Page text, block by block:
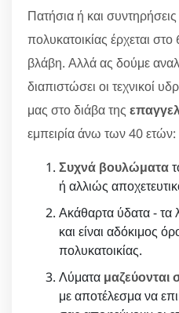
Πατήσια ή και
πολυκατοικίας έρχεται
βλάβη. Αλλά ας δούμε
διαπιστώσει οι τεχνικοί
μας στο διάβα της
εμπειρία άνω των 40 ετών:
Συχνά βουλώματα
ή αλλιώς
Ακάθαρτα ύδατα - τα
και είναι αδόκιμος
πολυκατοικίας.
Λύματα μαζεύονται
με αποτέλεσμα να